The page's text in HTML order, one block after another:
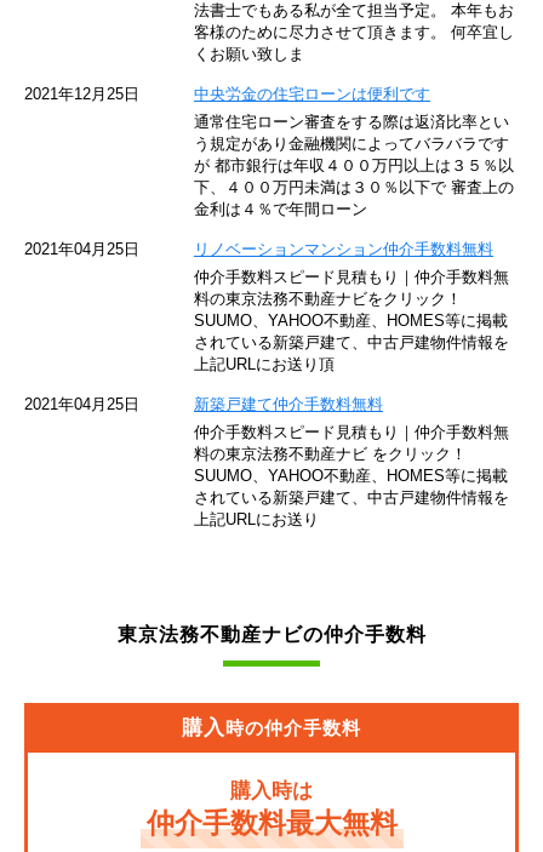
京王京王線
東京臨海高速鉄道
東急世田谷線
JR南武線
法書士でもある私が全て担当予定。 本年もお
客様のために尽力させて頂きます。 何卒宜し
くお願い致しま
2021年12月25日
中央労金の住宅ローンは便利です
通常住宅ローン審査をする際は返済比率とい
う規定があり金融機関によってバラバラです
が 都市銀行は年収４００万円以上は３５％以
下、４００万円未満は３０％以下で 審査上の
金利は４％で年間ローン
2021年04月25日
リノベーションマンション仲介手数料無料
仲介手数料スピード見積もり｜仲介手数料無
料の東京法務不動産ナビをクリック！
SUUMO、YAHOO不動産、HOMES等に掲載
されている新築戸建て、中古戸建物件情報を
上記URLにお送り頂
2021年04月25日
新築戸建て仲介手数料無料
仲介手数料スピード見積もり｜仲介手数料無
料の東京法務不動産ナビ をクリック！
SUUMO、YAHOO不動産、HOMES等に掲載
されている新築戸建て、中古戸建物件情報を
上記URLにお送り
東京法務不動産ナビの仲介手数料
購入時の仲介手数料
購入時は
仲介手数料最大無料